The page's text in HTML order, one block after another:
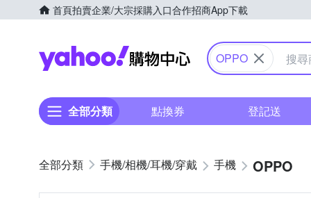
首頁拍賣企業/大宗採購入口合作招商App下載
Yahoo購物中心
OPPO
全部分類 點換券 登記送
手機/相機/耳機/穿戴 手機 OPPO